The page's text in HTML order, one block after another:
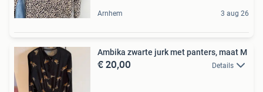
Arnhem 3 aug 26
Ambika zwarte jurk met panters, maat M
€ 20,00 Details